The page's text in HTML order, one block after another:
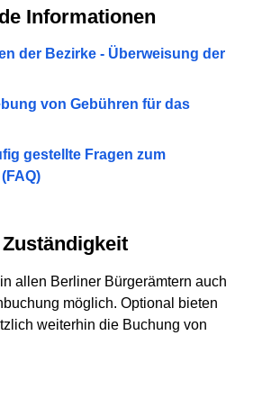
Informationen
der Bezirke - Überweisung der
von Gebühren für das
gestellte Fragen zum
allen Berliner Bürgerämtern auch
möglich. Optional bieten
weiterhin die Buchung von